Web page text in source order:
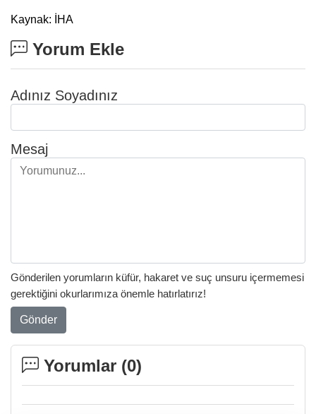
Kaynak: İHA
Yorum Ekle
Adınız Soyadınız
Mesaj
Gönderilen yorumların küfür, hakaret ve suç unsuru içermemesi
gerektiğini okurlarımıza önemle hatırlatırız!
Gönder
Yorumlar (0)